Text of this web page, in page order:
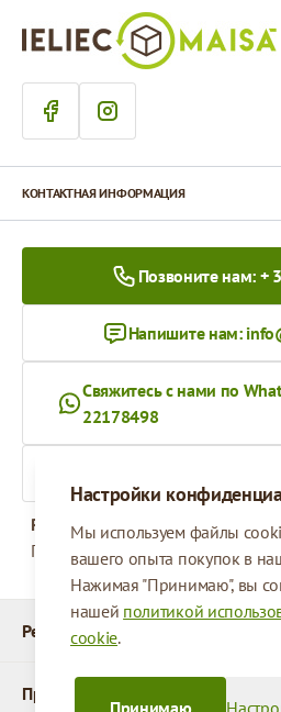
Настройки
Мы используем файлы
вашего опыта покупок в
Нажимая "Принимаю", вы
нашей политикой
cookie.
Принимаю
Реквизиты
Продукты
КОНТАКТНАЯ ИНФОРМАЦИЯ
Позвоните нам: +
Напишите нам:
Свяжитесь с нами по
22178498
Рабочее время
Понедельник - Пятница